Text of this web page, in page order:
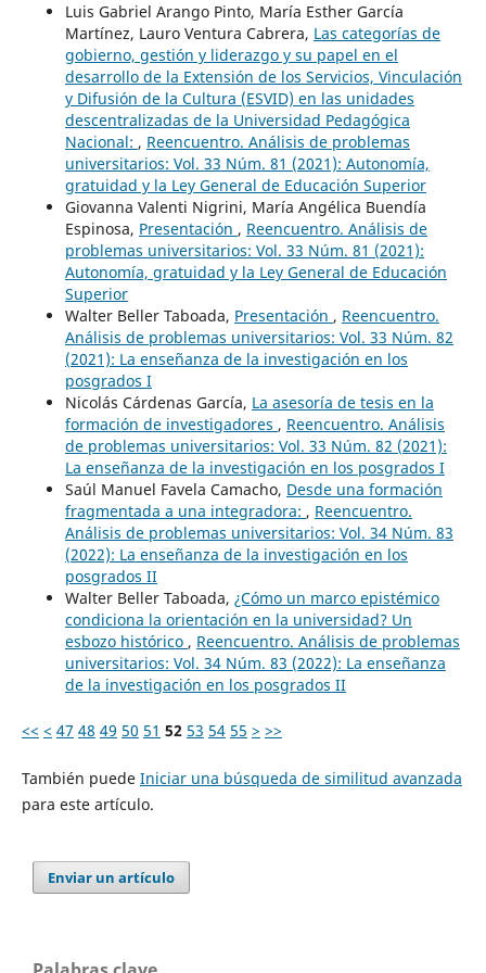
Luis Gabriel Arango Pinto, María Esther García
Martínez, Lauro Ventura Cabrera, Las categorías de
gobierno, gestión y liderazgo y su papel en el
desarrollo de la Extensión de los Servicios, Vinculación
y Difusión de la Cultura (ESVID) en las unidades
descentralizadas de la Universidad Pedagógica
Nacional: , Reencuentro. Análisis de problemas
universitarios: Vol. 33 Núm. 81 (2021): Autonomía,
gratuidad y la Ley General de Educación Superior
Giovanna Valenti Nigrini, María Angélica Buendía
Espinosa, Presentación , Reencuentro. Análisis de
problemas universitarios: Vol. 33 Núm. 81 (2021):
Autonomía, gratuidad y la Ley General de Educación
Superior
Walter Beller Taboada, Presentación , Reencuentro.
Análisis de problemas universitarios: Vol. 33 Núm. 82
(2021): La enseñanza de la investigación en los
posgrados I
Nicolás Cárdenas García, La asesoría de tesis en la
formación de investigadores , Reencuentro. Análisis
de problemas universitarios: Vol. 33 Núm. 82 (2021):
La enseñanza de la investigación en los posgrados I
Saúl Manuel Favela Camacho, Desde una formación
fragmentada a una integradora: , Reencuentro.
Análisis de problemas universitarios: Vol. 34 Núm. 83
(2022): La enseñanza de la investigación en los
posgrados II
Walter Beller Taboada, ¿Cómo un marco epistémico
condiciona la orientación en la universidad? Un
esbozo histórico , Reencuentro. Análisis de problemas
universitarios: Vol. 34 Núm. 83 (2022): La enseñanza
de la investigación en los posgrados II
<< < 47 48 49 50 51 52 53 54 55 > >>
También puede Iniciar una búsqueda de similitud avanzada
para este artículo.
Enviar un artículo